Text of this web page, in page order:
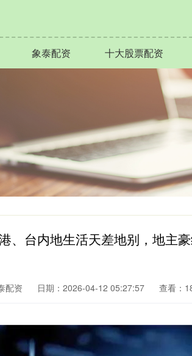
象泰配资 十大股票配资
、台内地生活天差地别，地主
配资 日期：2026-04-12 05:27:57 查看：